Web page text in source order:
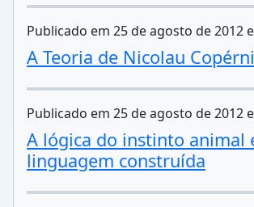
Publicado em 25 de agosto de 2012
A Teoria de Nicolau
Publicado em 25 de agosto de 2012
A lógica do instinto animal
linguagem construída